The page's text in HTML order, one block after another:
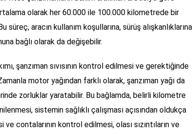
olarak her 60.000 ile 100.000 kilometrede bir
süreç, aracın kullanım koşullarına, sürüş alışkanlıklarına
bağlı olarak da değişebilir.
şanzıman sıvısının kontrol edilmesi ve gerektiğinde
motor yağından farklı olarak, şanzıman yağı da
zorluklar yaratabilir. Bu bağlamda, belirli kilometre
sistemin sağlıklı çalışması açısından oldukça
contalarının kontrol edilmesi, olası sızıntıların ve